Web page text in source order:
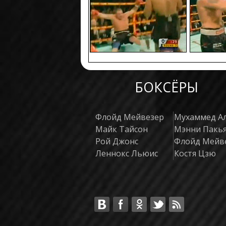
БОКСЁРЫ
Флойд Мейвезер
Майк Тайсон
Рой Джонс
Леннокс Льюис
Мухаммед
Мэнни
Флойд
Костя Цзю